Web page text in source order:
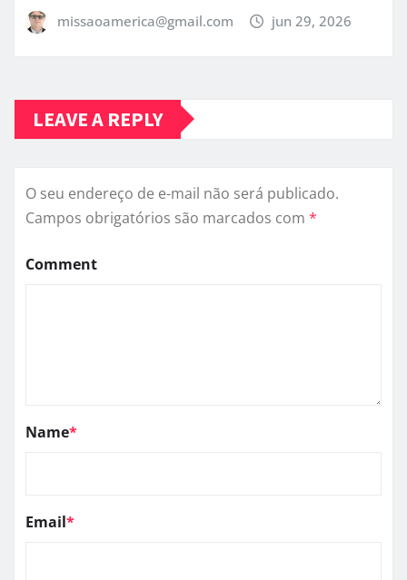
missaoamerica@gmail.com jun 29, 2026
LEAVE A REPLY
O seu endereço de e-mail não será publicado.
Campos obrigatórios são marcados com *
Comment
Name*
Email*